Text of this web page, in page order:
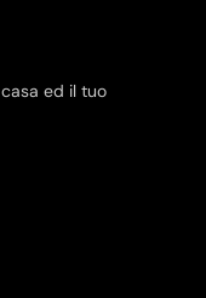
ed il tuo